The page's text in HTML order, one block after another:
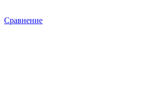
Сравнение